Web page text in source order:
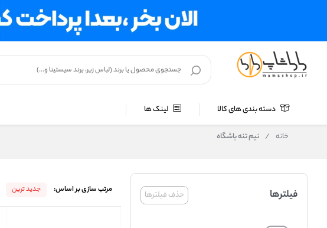
دسته بندی های کالا لینک ها
خانه / نیم تنه باشگاه
حذف فیلترها فیلترها مرتب سازی بر اساس: جدید ترین